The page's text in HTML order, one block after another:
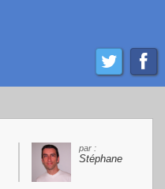
par :
Stéphane